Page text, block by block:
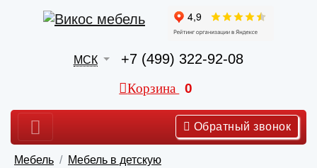
МСК +7 (499) 322-92-08
Корзина 0
Обратный звонок
Мебель
Мебель в детскую